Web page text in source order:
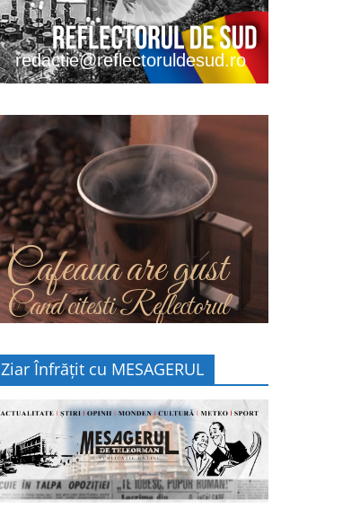
redactie@reflectoruldesud.ro
Cafeaua are gust
Cand citesti Reflectorul
Ziar Înfrățit cu MESAGERUL